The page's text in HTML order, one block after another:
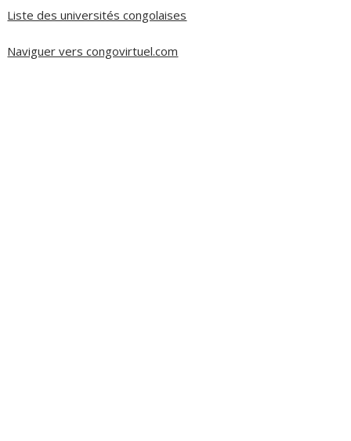
Liste des universités congolaises
Naviguer vers congovirtuel.com